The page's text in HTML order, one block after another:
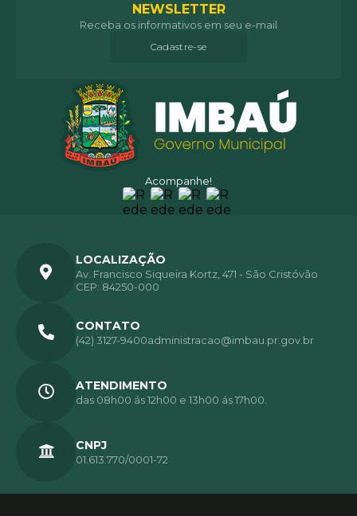
Acompanhe!
NEWSLETTER
Receba os informativos em seu e-mail
Cadastre-se
LOCALIZAÇÃO
Av. Francisco Siqueira Kortz, 471 - São Cristóvão
CEP: 84250-000
CONTATO
(42) 3127-9400administracao@imbau.pr.gov.br
ATENDIMENTO
das 08h00 ás 12h00 e 13h00 ás 17h00.
CNPJ
01.613.770/0001-72